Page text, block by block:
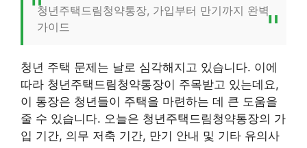
청년주택드림청약통장, 가입부터 만기까지 완벽
가이드
청년 주택 문제는 날로 심각해지고 있습니다. 이에
따라 청년주택드림청약통장이 주목받고 있는데요,
이 통장은 청년들이 주택을 마련하는 데 큰 도움을
줄 수 있습니다. 오늘은 청년주택드림청약통장의 가
입 기간, 의무 저축 기간, 만기 안내 및 기타 유의사